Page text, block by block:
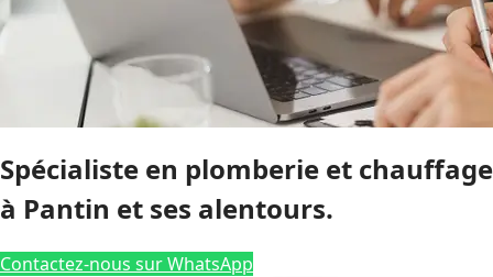
Spécialiste en plomberie et chauffage
à Pantin et ses alentours.
Contactez-nous sur WhatsApp